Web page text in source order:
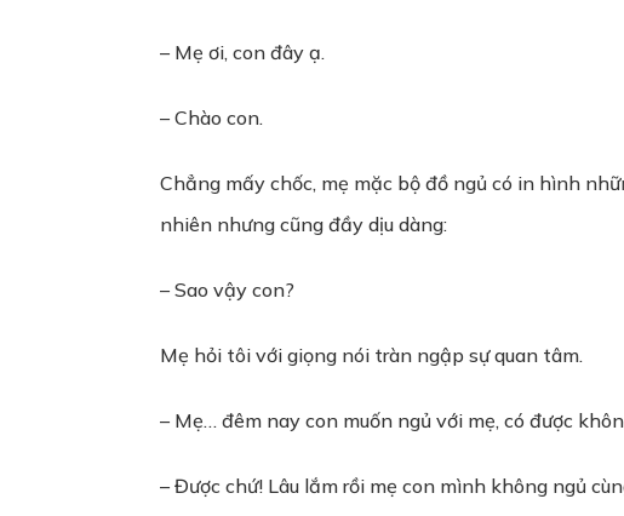
– Mẹ ơi, con đây ạ.
– Chào con.
Chẳng mấy chốc, mẹ mặc bộ đồ ngủ có in hình
nhiên nhưng cũng đầy dịu dàng:
– Sao vậy con?
Mẹ hỏi tôi với giọng nói tràn ngập sự quan tâm.
– Mẹ… đêm nay con muốn ngủ với mẹ, có được
– Được chứ! Lâu lắm rồi mẹ con mình không ngủ